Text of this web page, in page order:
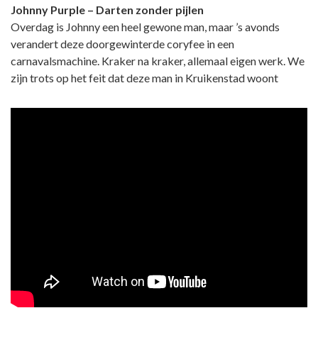
Johnny Purple – Darten zonder pijlen
Overdag is Johnny een heel gewone man, maar ’s avonds
verandert deze doorgewinterde coryfee in een
carnavalsmachine. Kraker na kraker, allemaal eigen werk. We
zijn trots op het feit dat deze man in Kruikenstad woont